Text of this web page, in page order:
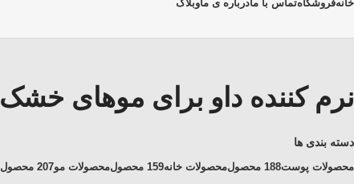
خانهفروشگاهتماس با مادرباره ی ماوبلاگ
نرم کننده داو برای موهای خشک
دسته بندی ها
محصولات پوست188 محصول محصولات خانه159 محصول محصولات مو207 محصول